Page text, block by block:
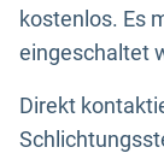
kostenlos. Es
eingeschaltet
Direkt